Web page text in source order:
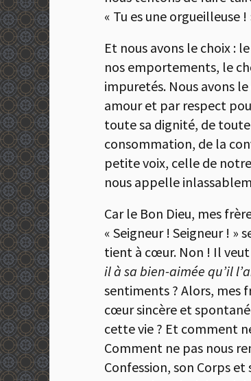
« Tu es une orgueilleuse
Et nous avons le choix :
nos emportements, le
impuretés. Nous avons
amour et par respect
toute sa dignité, de
consommation, de la
petite voix, celle de
nous appelle
Car le Bon Dieu, mes
« Seigneur ! Seigneur !
tient à cœur. Non ! Il veut
il à sa bien-aimée qu’il
sentiments ? Alors, mes
cœur sincère et
cette vie ? Et comment
Comment ne pas nous
Confession, son Corps